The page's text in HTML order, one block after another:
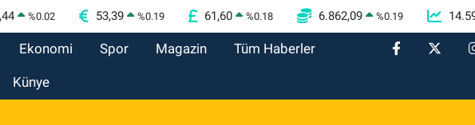
%0.02 53,39 %0.19 61,60 %0.18 6.862,09 %0.19
Ekonomi Spor Magazin Tüm Haberler
Künye